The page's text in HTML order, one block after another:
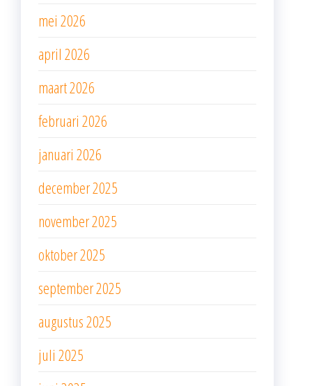
mei 2026
april 2026
maart 2026
februari 2026
januari 2026
december 2025
november 2025
oktober 2025
september 2025
augustus 2025
juli 2025